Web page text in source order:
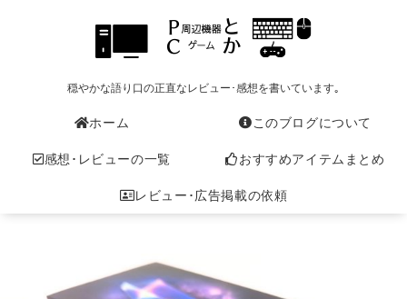
穏やかな語り口の正直なレビュー･感想を書いています｡
ホーム このブログについて
感想･レビューの一覧 おすすめアイテムまとめ
レビュー･広告掲載の依頼